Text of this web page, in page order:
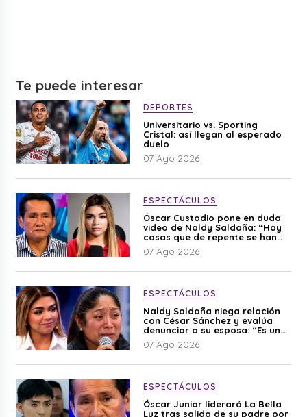
Te puede interesar
DEPORTES
Universitario vs. Sporting
Cristal: así llegan al esperado
duelo
07 Ago 2026
ESPECTÁCULOS
Óscar Custodio pone en duda
video de Naldy Saldaña: “Hay
cosas que de repente se han
editado”
07 Ago 2026
ESPECTÁCULOS
Naldy Saldaña niega relación
con César Sánchez y evalúa
denunciar a su esposa: “Es una
difamación”
07 Ago 2026
ESPECTÁCULOS
Óscar Junior liderará La Bella
Luz tras salida de su padre por